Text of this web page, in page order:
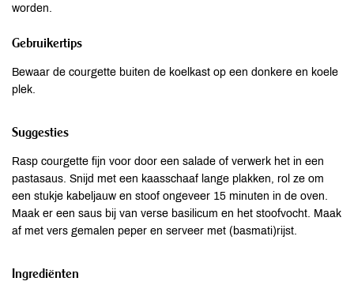
worden.
Gebruikertips
Bewaar de courgette buiten de koelkast op een donkere en koele
plek.
Suggesties
Rasp courgette fijn voor door een salade of verwerk het in een
pastasaus. Snijd met een kaasschaaf lange plakken, rol ze om
een stukje kabeljauw en stoof ongeveer 15 minuten in de oven.
Maak er een saus bij van verse basilicum en het stoofvocht. Maak
af met vers gemalen peper en serveer met (basmati)rijst.
Ingrediënten